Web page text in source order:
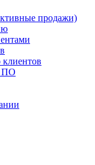
продажи)
ПО